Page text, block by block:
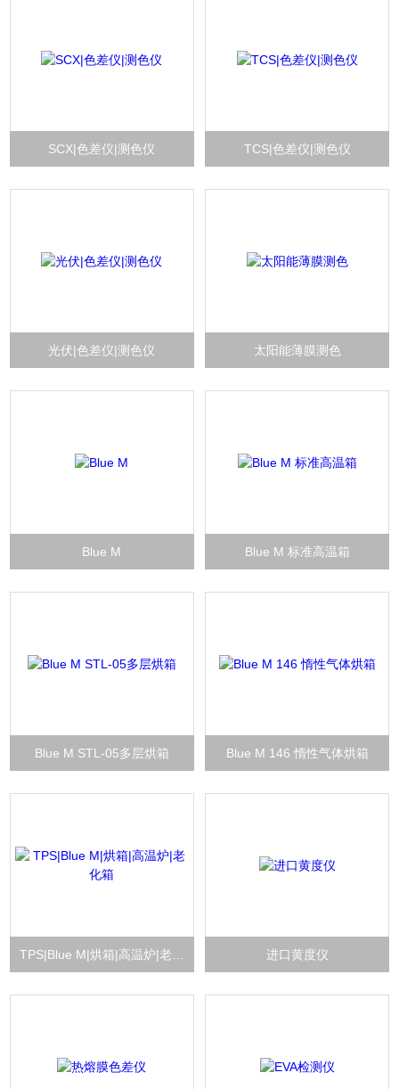
SCX|色差仪|测色仪 TCS|色差仪|测色仪
光伏|色差仪|测色仪 太阳能薄膜测色
Blue M Blue M 标准高温箱
Blue M STL-05多层烘箱 Blue M 146 惰性气体烘箱
进口黄度仪